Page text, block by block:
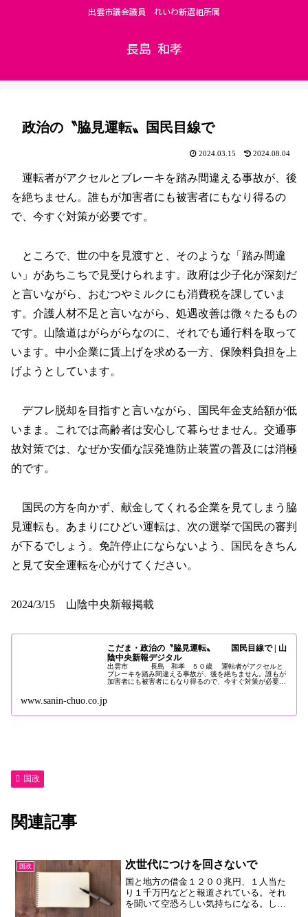
出雲市議会議員 れいわ新選組所属
長島 和孝
政治の〝脇見運転〟国民目線で
2024.03.15 2024.08.04
運転者がアクセルとブレーキを踏み間違える事故が、後
を絶ちません。誰もが加害者にも被害者にもなり得るの
で、今すぐ対策が必要です。
ところで、世の中を見渡すと、そのような「踏み間違
い」があちこちで見受けられます。政府は少子化が深刻だ
と言いながら、おむつやミルクにも消費税を課していま
す。介護人材不足と言いながら、処遇改善は微々たるもの
です。山陰道はがらがらなのに、それでも通行料を取って
います。中小企業に賃上げを求める一方、保険料負担を上
げようとしています。
デフレ脱却を目指すと言いながら、国民年金支給額が低
いまま。これでは高齢者は安心して暮らせません。交通事
故対策では、なぜか安価な誤発進防止装置の普及には消極
的です。
国民の方を向かず、献金してくれる企業を見てしまう脇
見運転も。あまりにひどい運転は、次の選挙で国民の審判
が下るでしょう。免許停止にならないよう、国民をきちん
と見て安全運転を心がけてください。
2024/3/15 山陰中央新報掲載
こだま・政治の〝脇見運転〟 国民目線で | 山
陰中央新報デジタル
出雲市 長島 和孝 ５０歳 運転者がアクセルと
ブレーキを踏み間違える事故が、後を絶ちません。誰もが
加害者にも被害者にもなり得るので、今すぐ対策が必要で
www.sanin-chuo.co.jp
国政
関連記事
国政 次世代につけを回さないで
国と地方の借金１２００兆円、１人当た
り１千万円などと報道されている。それ
を聞いて空恐ろしい気持ちになる。しか